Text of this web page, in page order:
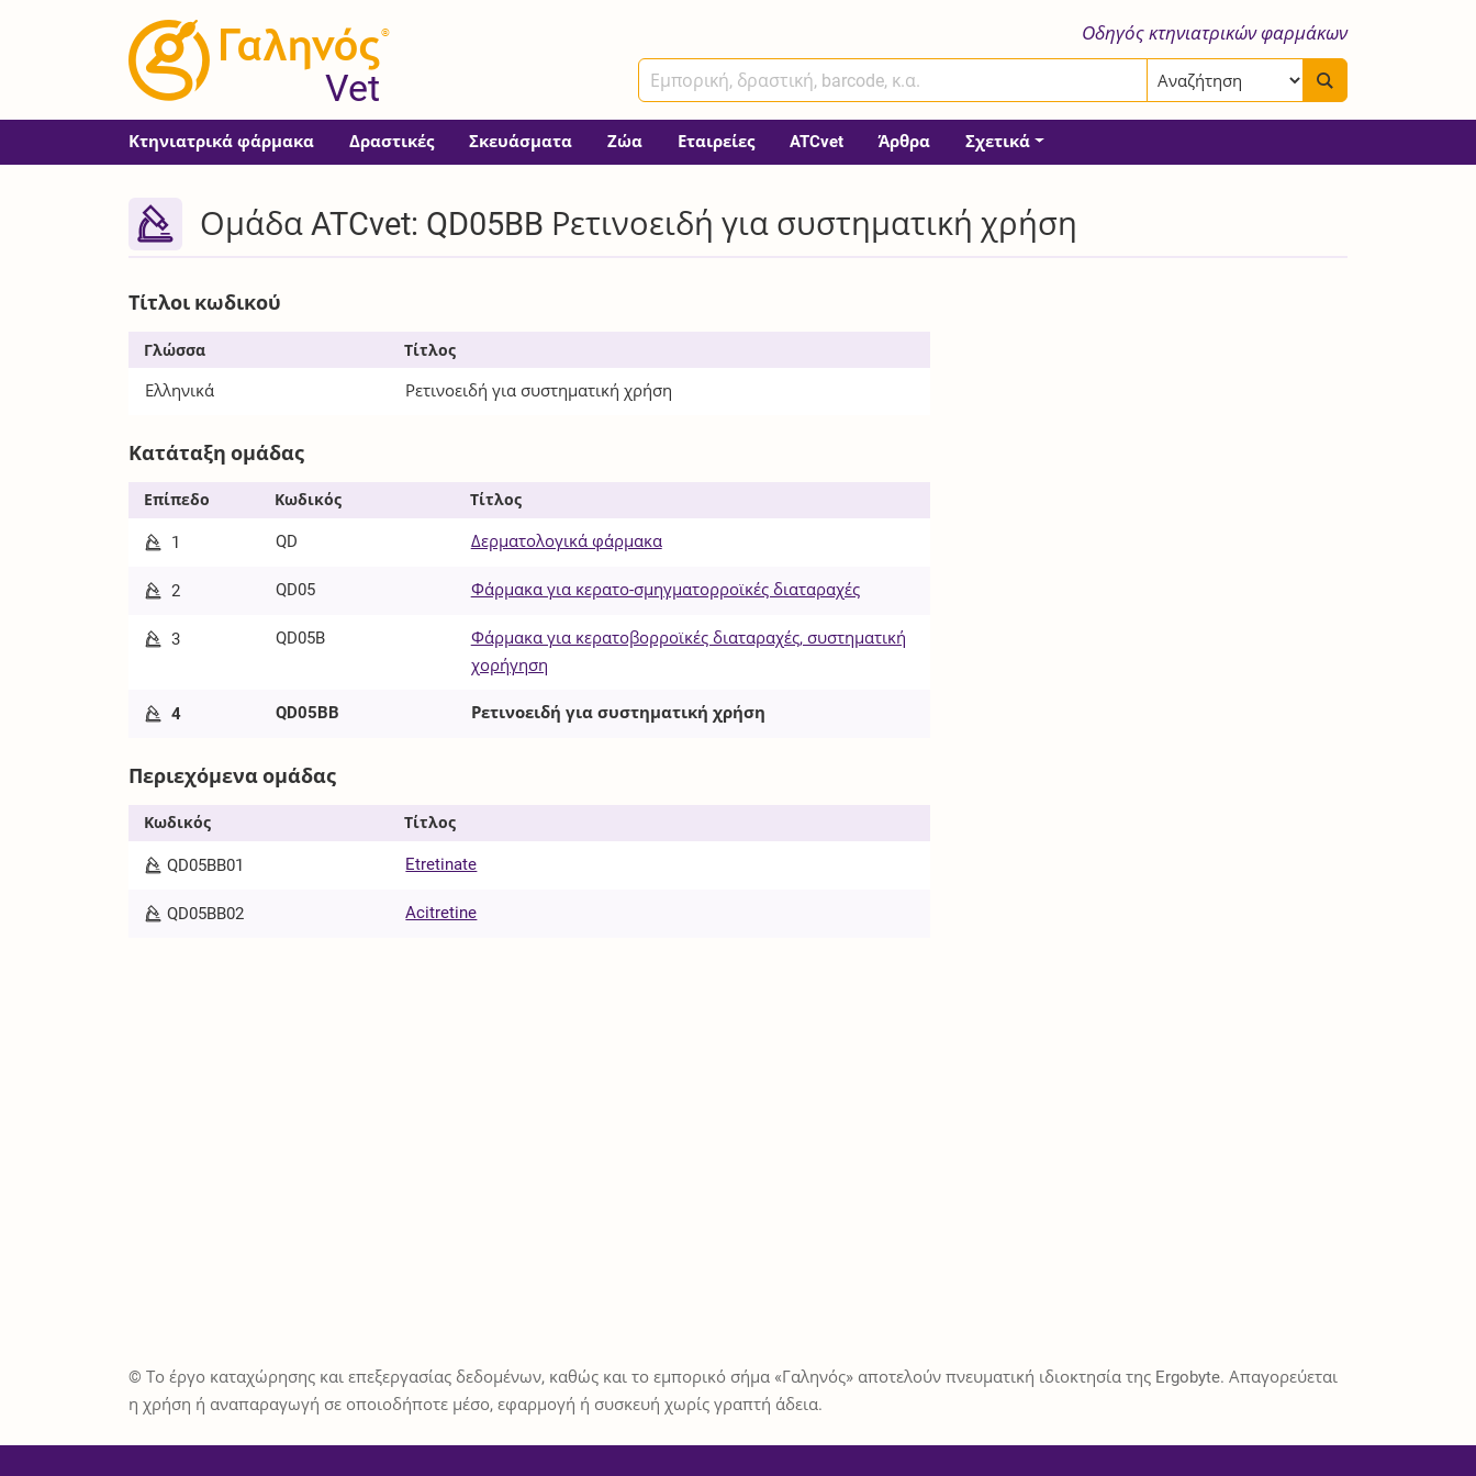
®
Vet
Οδηγός κτηνιατρικών φαρμάκων
Κτηνιατρικά φάρμακα Δραστικές Σκευάσματα Ζώα Εταιρείες ATCvet Άρθρα Σχετικά
Ομάδα ATCvet: QD05BB Ρετινοειδή για συστηματική χρήση
Τίτλοι κωδικού
Γλώσσα Τίτλος
Ελληνικά Ρετινοειδή για συστηματική χρήση
Κατάταξη ομάδας
Επίπεδο Κωδικός Τίτλος
1 QD Δερματολογικά φάρμακα
2 QD05 Φάρμακα για κερατο-σμηγματορροϊκές διαταραχές
3 QD05B
Φάρμακα για κερατοβορροϊκές διαταραχές, συστηματική
χορήγηση
4 QD05BB Ρετινοειδή για συστηματική χρήση
Περιεχόμενα ομάδας
Κωδικός Τίτλος
QD05BB01 Etretinate
QD05BB02 Acitretine
© Το έργο καταχώρησης και επεξεργασίας δεδομένων, καθώς και το εμπορικό σήμα «Γαληνός» αποτελούν πνευματική ιδιοκτησία της Ergobyte. Απαγορεύεται
η χρήση ή αναπαραγωγή σε οποιοδήποτε μέσο, εφαρμογή ή συσκευή χωρίς γραπτή άδεια.